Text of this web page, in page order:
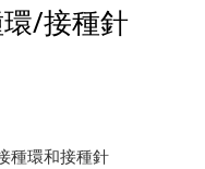
/接種針
種環和接種針